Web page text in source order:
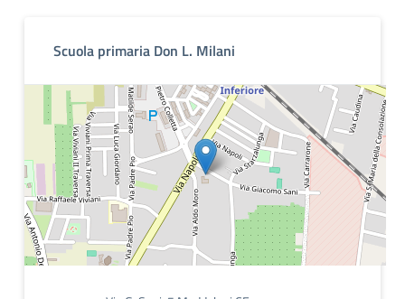
Scuola primaria Don L. Milani